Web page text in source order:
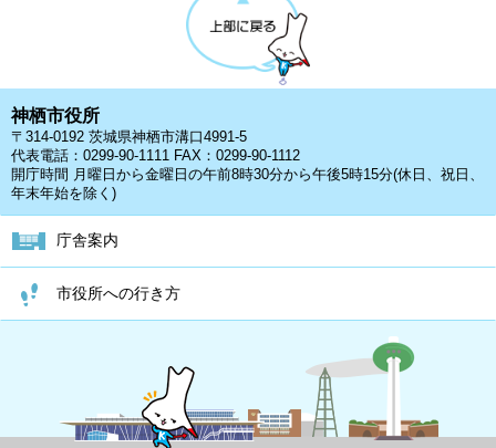
神栖市役所
〒314-0192 茨城県神栖市溝口4991-5
代表電話：0299-90-1111 FAX：0299-90-1112
開庁時間 月曜日から金曜日の午前8時30分から午後5時15分(休日、祝日、
年末年始を除く)
庁舎案内
市役所への行き方